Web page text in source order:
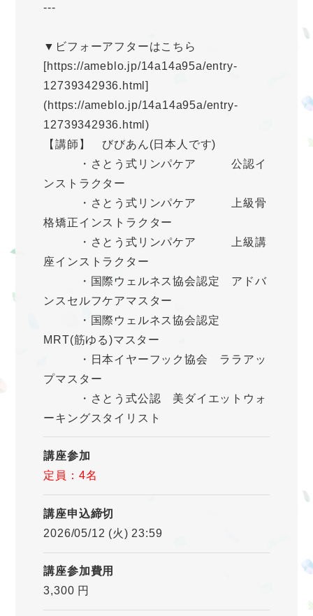
---
▼ビフォーアフターはこちら
[https://ameblo.jp/14a14a95a/entry-
12739342936.html]
(https://ameblo.jp/14a14a95a/entry-
12739342936.html)
【講師】 びびあん(日本人です)
・さとう式リンパケア 公認イ
ンストラクター
・さとう式リンパケア 上級骨
格矯正インストラクター
・さとう式リンパケア 上級講
座インストラクター
・国際ウェルネス協会認定 アドバ
ンスセルフケアマスター
・国際ウェルネス協会認定
MRT(筋ゆる)マスター
・日本イヤーフック協会 ララアッ
プマスター
・さとう式公認 美ダイエットウォ
ーキングスタイリスト
講座参加
定員：4名
講座申込締切
2026/05/12 (火) 23:59
講座参加費用
3,300 円